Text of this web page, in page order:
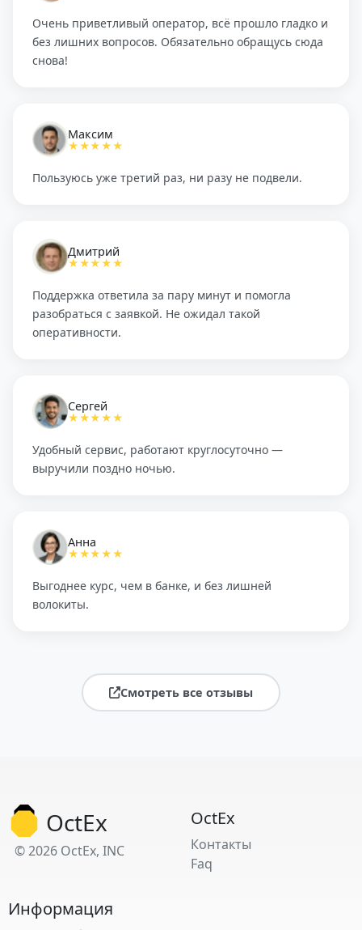
Очень приветливый оператор, всё прошло гладко и
без лишних вопросов. Обязательно обращусь сюда
снова!
Максим
★★★★★
Пользуюсь уже третий раз, ни разу не подвели.
Дмитрий
★★★★★
Поддержка ответила за пару минут и помогла
разобраться с заявкой. Не ожидал такой
оперативности.
Сергей
★★★★★
Удобный сервис, работают круглосуточно —
выручили поздно ночью.
Анна
★★★★★
Выгоднее курс, чем в банке, и без лишней
волокиты.
Смотреть все отзывы
OctEx
© 2026 OctEx, INC
OctEx
Контакты
Faq
Информация